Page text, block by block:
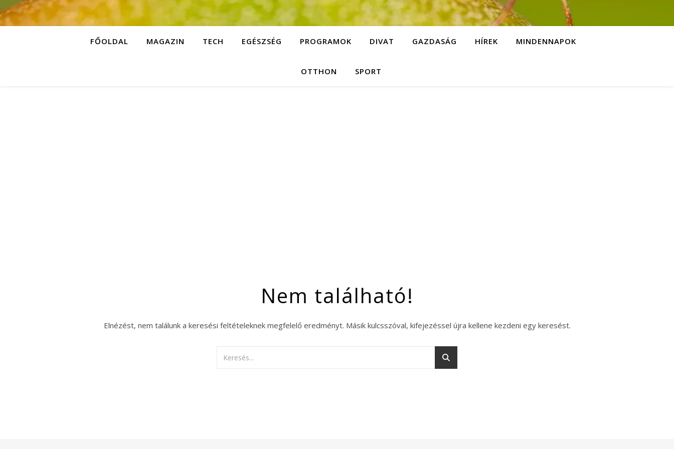
FŐOLDAL MAGAZIN TECH EGÉSZSÉG PROGRAMOK DIVAT GAZDASÁG HÍREK MINDENNAPOK
OTTHON SPORT
Nem található!
Elnézést, nem találunk a keresési feltételeknek megfelelő eredményt. Másik kulcsszóval, kifejezéssel újra kellene kezdeni egy keresést.